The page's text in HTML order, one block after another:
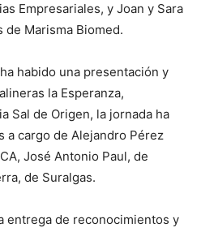
Empresariales, y Joan y Sara
Marisma Biomed.
habido una presentación y
la Esperanza,
Sal de Origen, la jornada ha
a cargo de Alejandro Pérez
José Antonio Paul, de
de Suralgas.
entrega de reconocimientos y